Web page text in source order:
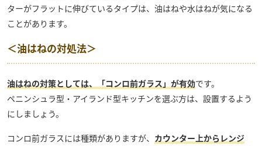
ターがフラットに伸びているタイプは、油はねや水はねが気になる
ことがあります。
＜油はねの対処法＞
油はねの対策としては、「コンロ前ガラス」が有効です。
ペニンシュラ型・アイランド型キッチンを選ぶ方は、設置するよう
にしましょう。
コンロ前ガラスには種類がありますが、 カウンター上からレンジ